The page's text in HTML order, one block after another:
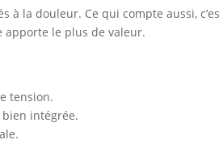
la douleur. Ce qui compte aussi,
apporte le plus de valeur.
tension.
intégrée.